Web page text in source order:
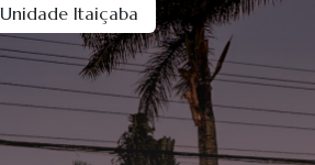
Unidade Itaiçaba